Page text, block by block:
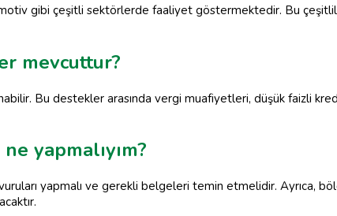
gibi çeşitli sektörlerde faaliyet göstermektedir. Bu
mevcuttur?
Bu destekler arasında vergi muafiyetleri, düşük faizli
yapmalıyım?
yapmalı ve gerekli belgeleri temin etmelidir. Ayrıca,